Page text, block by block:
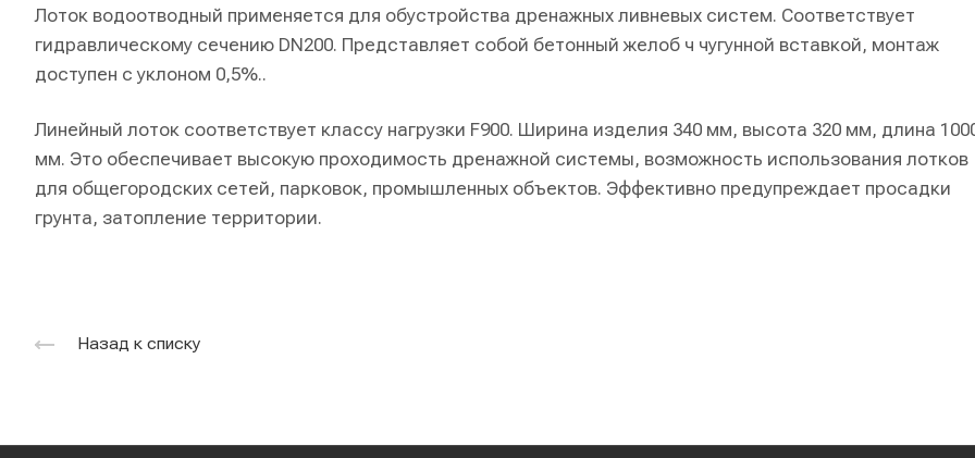
Лоток водоотводный применяется для обустройства дренажных ливневых систем. Соответствует
гидравлическому сечению DN200. Представляет собой бетонный желоб ч чугунной вставкой, монтаж
доступен с уклоном 0,5%..
Линейный лоток соответствует классу нагрузки F900. Ширина изделия 340 мм, высота 320 мм, длина
мм. Это обеспечивает высокую проходимость дренажной системы, возможность использования лотков
для общегородских сетей, парковок, промышленных объектов. Эффективно предупреждает просадки
грунта, затопление территории.
Назад к списку